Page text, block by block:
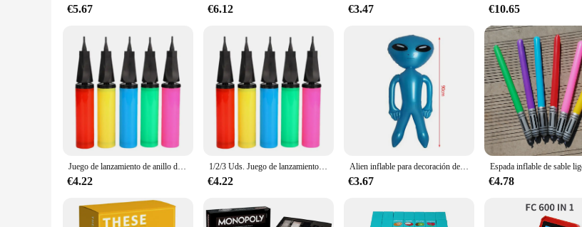
**Durable and Safe Play for All**
withstand the rough and tumble of playtime. The inflatable's soft surface provides a safe landing for children, reducing the
versatile addition to any playground or party venue. With its robust construction and safety features, the juego inflable chico
€5.67 €6.12 €3.47 €10.65
Juego de lanzamiento de anillo de asta de Reno inflable para Navidad, niños y adultos, recuerdos de fiesta familiar, lanzamiento de anillos para interiores y exteriores, juguetes de juegos de Navidad
€4.22
1/2/3 Uds. Juego de lanzamiento de anillo de asta de Reno inflable, juegos de fiesta navideña familiar, lanzamiento de anillos para interiores y exteriores, regalos de Navidad, Juguetes
€4.22
Alien inflable para decoración de fiesta, Alien de juguete para Cumpleaños, Halloween
€3.67 €4.78